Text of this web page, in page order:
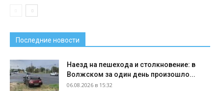
Последние новости
Наезд на пешехода и столкновение: в
Волжском за один день произошло...
06.08.2026 в 15:32